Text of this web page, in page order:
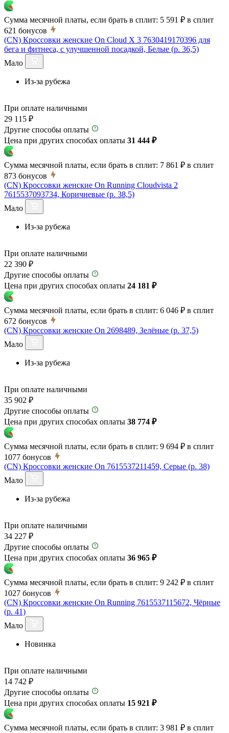
Сумма месячной платы, если брать в сплит: 5 591 ₽ в сплит
621 бонусов
(CN) Кроссовки женские On Cloud X 3 7630419170396 для
бега и фитнеса, с улучшенной посадкой, Белые (р. 36,5)
Мало
Из-за рубежа
При оплате наличными
29 115 ₽
Другие способы оплаты
Цена при других способах оплаты 31 444 ₽
Сумма месячной платы, если брать в сплит: 7 861 ₽ в сплит
873 бонусов
(CN) Кроссовки женские On Running Cloudvista 2
7615537093734, Коричневые (р. 38,5)
Мало
Из-за рубежа
При оплате наличными
22 390 ₽
Другие способы оплаты
Цена при других способах оплаты 24 181 ₽
Сумма месячной платы, если брать в сплит: 6 046 ₽ в сплит
672 бонусов
(CN) Кроссовки женские On 2698489, Зелёные (р. 37,5)
Мало
Из-за рубежа
При оплате наличными
35 902 ₽
Другие способы оплаты
Цена при других способах оплаты 38 774 ₽
Сумма месячной платы, если брать в сплит: 9 694 ₽ в сплит
1077 бонусов
(CN) Кроссовки женские On 7615537211459, Серые (р. 38)
Мало
Из-за рубежа
При оплате наличными
34 227 ₽
Другие способы оплаты
Цена при других способах оплаты 36 965 ₽
Сумма месячной платы, если брать в сплит: 9 242 ₽ в сплит
1027 бонусов
(CN) Кроссовки женские On Running 7615537115672, Чёрные
(р. 41)
Мало
Новинка
При оплате наличными
14 742 ₽
Другие способы оплаты
Цена при других способах оплаты 15 921 ₽
Сумма месячной платы, если брать в сплит: 3 981 ₽ в сплит